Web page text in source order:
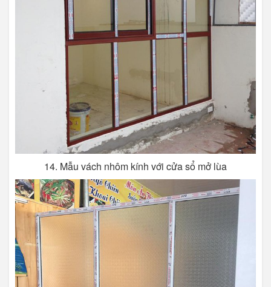
14. Mẫu vách nhôm kính với cửa sổ mở lùa